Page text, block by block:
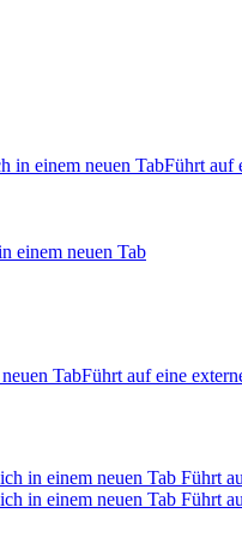
in einem neuen TabFührt auf
einem neuen Tab
TabFührt auf eine
in einem neuen Tab Führt
in einem neuen Tab Führt